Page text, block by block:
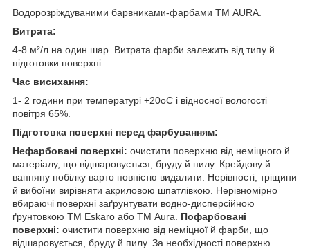
Водорозріждуваними барвниками-фарбами ТМ AURA.
Витрата:
4-8 м²/л на один шар. Витрата фарби залежить від типу й
підготовки поверхні.
Час висихання:
1- 2 години при температурі +20оС і відносної вологості
повітря 65%.
Підготовка поверхні перед фарбуванням:
Нефарбовані поверхні: очистити поверхню від неміцного й
матеріалу, що відшаровується, бруду й пилу. Крейдову й
вапняну побілку варто повністю видалити. Нерівності, тріщини
й вибоїни вирівняти акриловою шпатлівкою. Нерівномірно
вбираючі поверхні заґрунтувати водно-дисперсійною
ґрунтовкою TM Eskaro або ТМ Aura. Пофарбовані
поверхні: очистити поверхню від неміцної й фарби, що
відшаровується, бруду й пилу. За необхідності поверхню